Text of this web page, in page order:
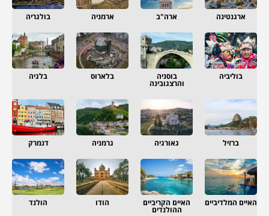
ארגנטינה ארה"ב ארמניה בולגריה
בוליביה בוסניה
והרצגובינה
בלארוס בלגיה
ברזיל גאורגיה גרמניה דנמרק
האיים המלדיביים האיים הקריביים
ההולנדים
הודו הולנד